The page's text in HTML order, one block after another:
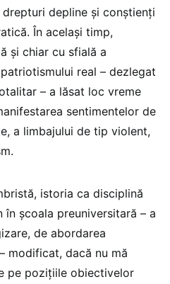
depline și conștienți
În același timp,
și chiar cu sfială a
real – dezlegat
– a lăsat loc vreme
sentimentelor de
a limbajului de tip violent,
istoria ca disciplină
școala preuniversitară – a
de abordarea
modificat, dacă nu mă
pe pozițiile obiectivelor